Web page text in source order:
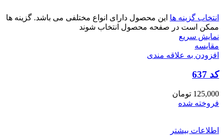
انتخاب گزینه ها این محصول دارای انواع مختلفی می باشد. گزینه ها
ممکن است در صفحه محصول انتخاب شوند
نمایش سریع
مقايسه
افزودن به علاقه مندی
کد 637
125,000 تومان
فروخته شده
اطلاعات بیشتر